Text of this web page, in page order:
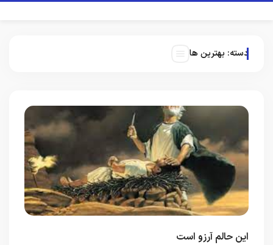
دسته: بهترین ها
این حالم آرزو است